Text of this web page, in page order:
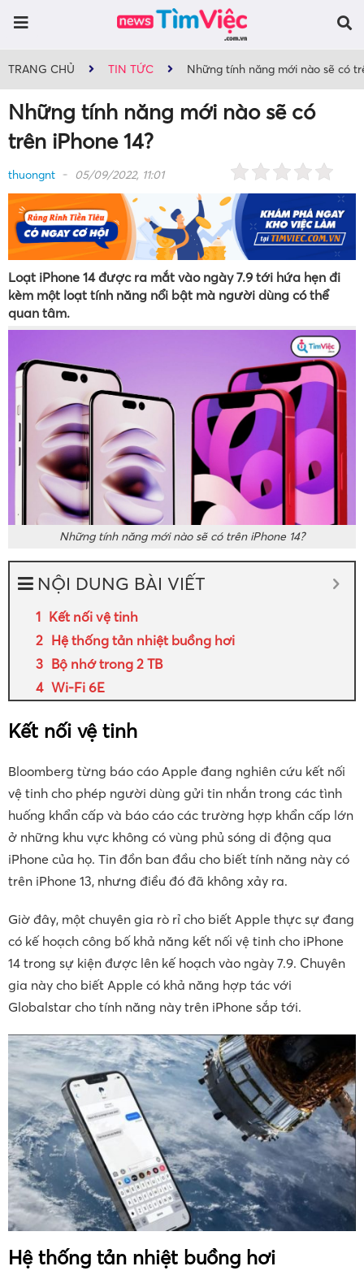
TRANG CHỦ TIN TỨC Những tính năng mới nào sẽ có
Những tính năng mới nào sẽ có
trên iPhone 14?
thuongnt 05/09/2022, 11:01
Loạt iPhone 14 được ra mắt vào ngày 7.9 tới hứa hẹn đi
kèm một loạt tính năng nổi bật mà người dùng có thể
quan tâm.
Những tính năng mới nào sẽ có trên iPhone 14?
NỘI DUNG BÀI VIẾT
Kết nối vệ tinh
Hệ thống tản nhiệt buồng hơi
Bộ nhớ trong 2 TB
Wi-Fi 6E
Kết nối vệ tinh
Bloomberg từng báo cáo Apple đang nghiên cứu kết nối
vệ tinh cho phép người dùng gửi tin nhắn trong các tình
huống khẩn cấp và báo cáo các trường hợp khẩn cấp lớn
ở những khu vực không có vùng phủ sóng di động qua
iPhone của họ. Tin đồn ban đầu cho biết tính năng này có
trên iPhone 13, nhưng điều đó đã không xảy ra.
Giờ đây, một chuyên gia rò rỉ cho biết Apple thực sự đang
có kế hoạch công bố khả năng kết nối vệ tinh cho iPhone
14 trong sự kiện được lên kế hoạch vào ngày 7.9. Chuyên
gia này cho biết Apple có khả năng hợp tác với
Globalstar cho tính năng này trên ‌iPhone‌ sắp tới.
Hệ thống tản nhiệt buồng hơi